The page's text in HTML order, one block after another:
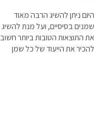
היום ניתן להשיג הרבה מאוד
שמנים בסיסיים, ועל מנת להשיג
את התוצאות הטובות ביותר חשוב
להכיר את הייעוד של כל שמן